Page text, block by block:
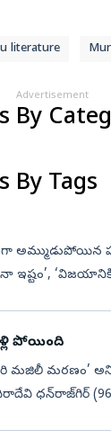
literature
Advertisement
By
By Tags
అమ్ముడుపోయిన
ఇష్టం’,
పోయింది
మజిలీ మరణం’ అని
ధన్‌రాజ్‌గిర్‌